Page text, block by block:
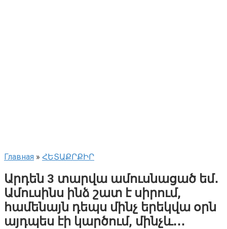
Главная » ՀԵՏԱՔՐՔԻՐ
Արդեն 3 տարվա ամուսնացած եմ․
Ամուսինս ինձ շատ է սիրում,
համենայն դեպս մինչ երեկվա օրն
այդպես էի կարծում, մինչև․․․